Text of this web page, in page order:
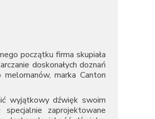
początku firma skupiała
doskonałych doznań
melomanów, marka Canton
wyjątkowy dźwięk swoim
zaprojektowane